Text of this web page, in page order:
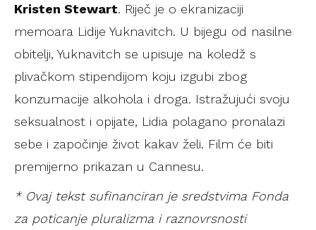
Kristen Stewart. Riječ je o ekranizaciji
memoara Lidije Yuknavitch. U bijegu od nasilne
obitelji, Yuknavitch se upisuje na koledž s
plivačkom stipendijom koju izgubi zbog
konzumacije alkohola i droga. Istražujući svoju
seksualnost i opijate, Lidia polagano pronalazi
sebe i započinje život kakav želi. Film će biti
premijerno prikazan u Cannesu.
* Ovaj tekst sufinanciran je sredstvima Fonda
za poticanje pluralizma i raznovrsnosti